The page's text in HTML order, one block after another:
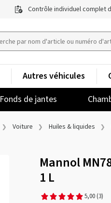
Contrôle individuel complet
Fonds de jantes
Autres véhicules
Voiture Huiles & liquides
Mannol
1 L
5,00 (3)